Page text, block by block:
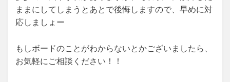
ままにしてしまうとあとで後悔しますので、早めに対
応しましょー
もしボードのことがわからないとかございましたら、
お気軽にご相談ください！！